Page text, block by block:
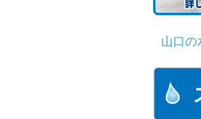
山口の